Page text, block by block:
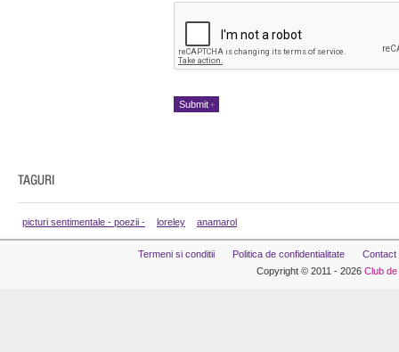
picturi sentimentale - poezii - loreley anamarol
Termeni si conditii Politica de confidentialitate
Contact
Copyright © 2011 - 2026 Club